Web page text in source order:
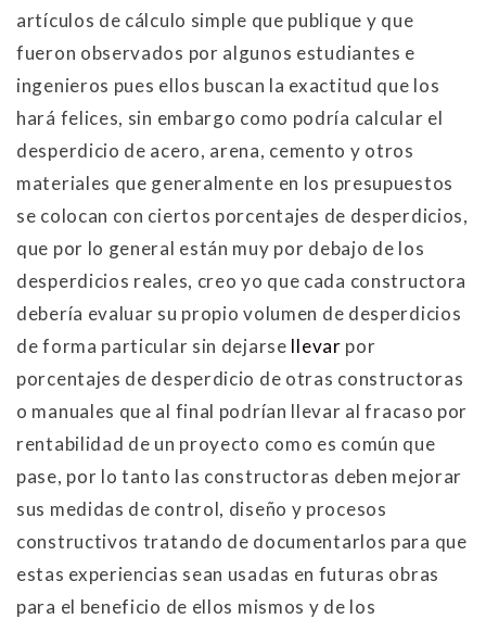
artículos de cálculo simple que publique y que
fueron observados por algunos estudiantes e
ingenieros pues ellos buscan la exactitud que los
hará felices, sin embargo como podría calcular el
desperdicio de acero, arena, cemento y otros
materiales que generalmente en los presupuestos
se colocan con ciertos porcentajes de desperdicios,
que por lo general están muy por debajo de los
desperdicios reales, creo yo que cada constructora
debería evaluar su propio volumen de desperdicios
de forma particular sin dejarse llevar por
porcentajes de desperdicio de otras constructoras
o manuales que al final podrían llevar al fracaso por
rentabilidad de un proyecto como es común que
pase, por lo tanto las constructoras deben mejorar
sus medidas de control, diseño y procesos
constructivos tratando de documentarlos para que
estas experiencias sean usadas en futuras obras
para el beneficio de ellos mismos y de los